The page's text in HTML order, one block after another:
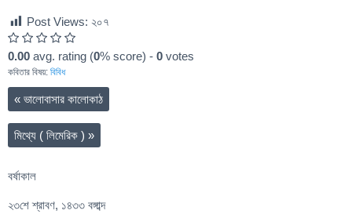
Post Views: ২০৭
0.00 avg. rating (0% score) - 0 votes
কবিতার বিষয়: বিবিধ
« ভালোবাসার কালোকাঠ
মিথ্যে ( লিমেরিক ) »
বর্ষাকাল
২৩শে শ্রাবণ, ১৪৩৩ বঙ্গাব্দ